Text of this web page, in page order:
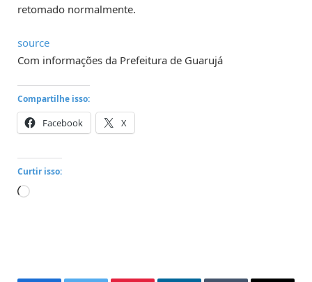
retomado normalmente.
source
Com informações da Prefeitura de Guarujá
Compartilhe isso:
Facebook X
Curtir isso:
Carregando...